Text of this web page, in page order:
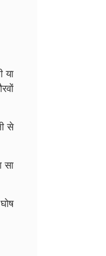
या
से
सा